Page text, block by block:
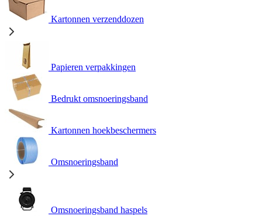
Kartonnen verzenddozen
Papieren verpakkingen
Bedrukt omsnoeringsband
Kartonnen hoekbeschermers
Omsnoeringsband
Omsnoeringsband haspels